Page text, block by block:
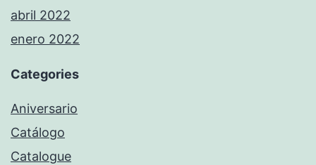
abril 2022
enero 2022
Categories
Aniversario
Catálogo
Catalogue